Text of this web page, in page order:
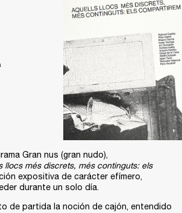
Gran nus (gran nudo),
llocs més discrets, més continguts: els
expositiva de carácter efímero,
durante un solo día.
de partida la noción de cajón, entendido